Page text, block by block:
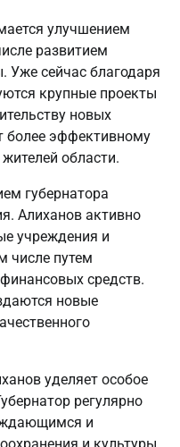
улучшением
развитием
Уже сейчас благодаря
крупные проекты
новых
более эффективному
области.
губернатора
Алиханов активно
учреждения и
числе путем
средств.
новые
уделяет особое
регулярно
и